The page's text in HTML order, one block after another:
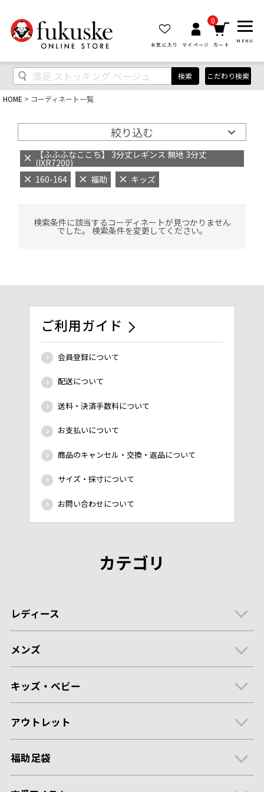
お気に入り マイページ
0
カート
MENU
検索 こだわり検索
HOME コーディネート一覧
絞り込む
【ふふふなここち】 3分丈レギンス 無地 3分丈
(IXR7200)
160-164
福助 キッズ
検索条件に該当するコーディネートが見つかりません
でした。 検索条件を変更してください。
ご利用ガイド
会員登録について
配送について
送料・決済手数料について
お支払いについて
商品のキャンセル・交換・返品について
サイズ・採寸について
お問い合わせについて
カテゴリ
レディース
メンズ
キッズ・ベビー
アウトレット
福助足袋